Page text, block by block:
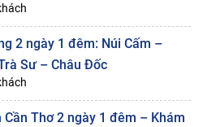
2 ngày 1 đêm: Núi Cấm –
Sư – Châu Đốc
Cần Thơ 2 ngày 1 đêm – Khám